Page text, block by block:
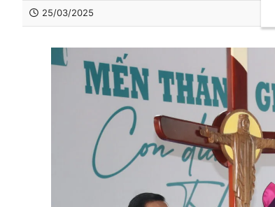
25/03/2025